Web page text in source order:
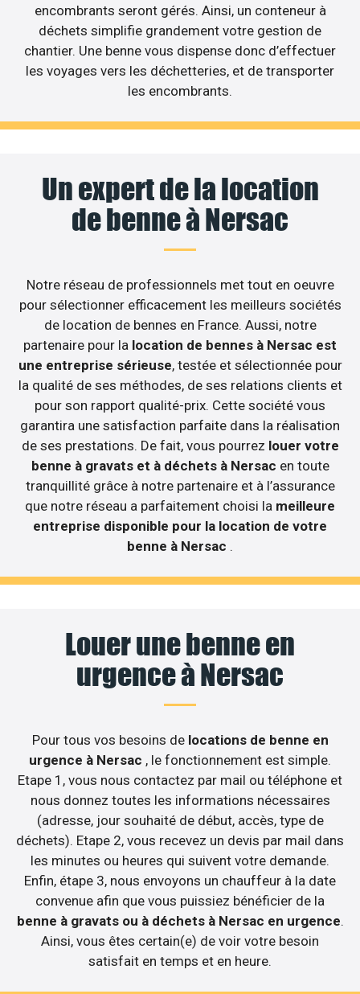
encombrants seront gérés. Ainsi, un conteneur à
déchets simplifie grandement votre gestion de
chantier. Une benne vous dispense donc d’effectuer
les voyages vers les déchetteries, et de transporter
les encombrants.
Un expert de la location
de benne à Nersac
Notre réseau de professionnels met tout en oeuvre
pour sélectionner efficacement les meilleurs sociétés
de location de bennes en France. Aussi, notre
partenaire pour la location de bennes à Nersac est
une entreprise sérieuse, testée et sélectionnée pour
la qualité de ses méthodes, de ses relations clients et
pour son rapport qualité-prix. Cette société vous
garantira une satisfaction parfaite dans la réalisation
de ses prestations. De fait, vous pourrez louer votre
benne à gravats et à déchets à Nersac en toute
tranquillité grâce à notre partenaire et à l’assurance
que notre réseau a parfaitement choisi la meilleure
entreprise disponible pour la location de votre
benne à Nersac .
Louer une benne en
urgence à Nersac
Pour tous vos besoins de locations de benne en
urgence à Nersac , le fonctionnement est simple.
Etape 1, vous nous contactez par mail ou téléphone et
nous donnez toutes les informations nécessaires
(adresse, jour souhaité de début, accès, type de
déchets). Etape 2, vous recevez un devis par mail dans
les minutes ou heures qui suivent votre demande.
Enfin, étape 3, nous envoyons un chauffeur à la date
convenue afin que vous puissiez bénéficier de la
benne à gravats ou à déchets à Nersac en urgence.
Ainsi, vous êtes certain(e) de voir votre besoin
satisfait en temps et en heure.